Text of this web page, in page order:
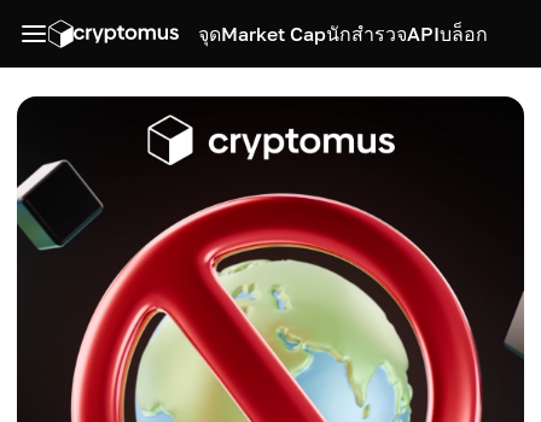
จุดMarket CapนักสำรวจAPIบล็อก